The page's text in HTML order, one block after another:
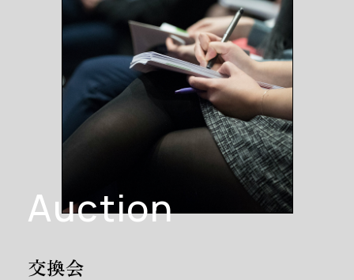
Auction
交換会